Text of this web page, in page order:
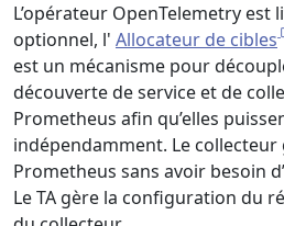
L’opérateur OpenTelemetry est
optionnel, l' Allocateur de cibles
est un mécanisme pour
découverte de service et de
Prometheus afin qu’elles
indépendamment. Le
Prometheus sans avoir besoin
Le TA gère la configuration du